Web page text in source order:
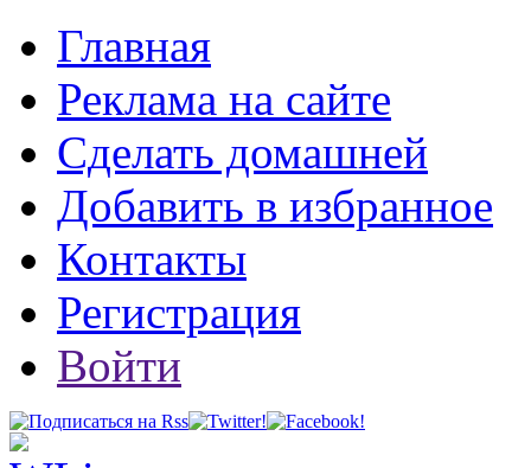
Главная
Реклама на сайте
Сделать домашней
Добавить в избранное
Контакты
Регистрация
Войти